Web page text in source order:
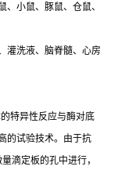
小鼠、豚鼠、仓鼠、
灌洗液、脑脊髓、心房
特异性反应与酶对底
的试验技术。由于抗
滴定板的孔中进行，